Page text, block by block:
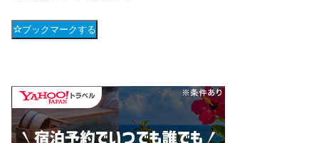
ブックマークする